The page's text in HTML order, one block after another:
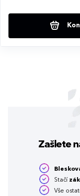
Zašlete
Stačí
Vše